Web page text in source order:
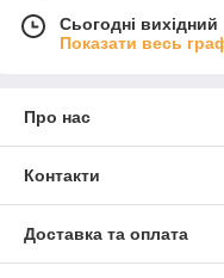
Сьогодні вихідний
Показати весь
Про нас
Контакти
Доставка та оплата